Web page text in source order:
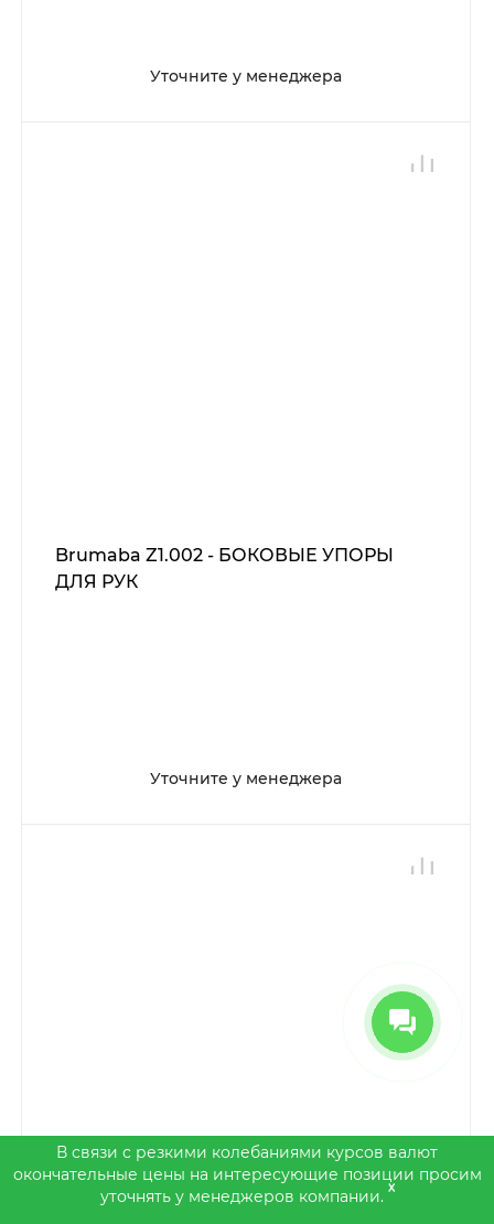
Уточните у менеджера
Brumaba Z1.002 - БОКОВЫЕ УПОРЫ
ДЛЯ РУК
Уточните у менеджера
В связи с резкими колебаниями курсов валют
окончательные цены на интересующие позиции просим
уточнять у менеджеров компании.
x